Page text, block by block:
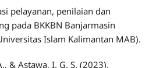
pelayanan, penilaian dan
pada BKKBN Banjarmasin
Islam Kalimantan MAB).
& Astawa, I. G. S. (2023).